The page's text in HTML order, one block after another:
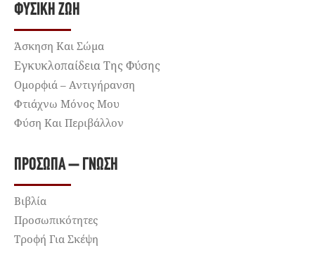
ΦΥΣΙΚΉ ΖΩΉ
Άσκηση Και Σώμα
Εγκυκλοπαίδεια Της Φύσης
Ομορφιά – Αντιγήρανση
Φτιάχνω Μόνος Μου
Φύση Και Περιβάλλον
ΠΡΌΣΩΠΑ – ΓΝΏΣΗ
Βιβλία
Προσωπικότητες
Τροφή Για Σκέψη